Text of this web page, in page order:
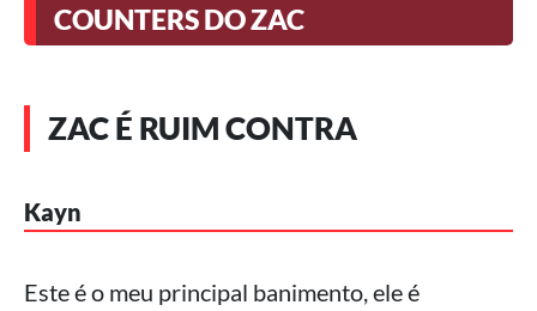
COUNTERS DO ZAC
ZAC É RUIM CONTRA
Kayn
Este é o meu principal banimento, ele é